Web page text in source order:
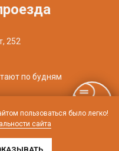
пользоваться было легко!
сайта
252
по будням